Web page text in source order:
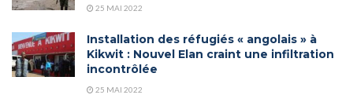
25 MAI 2022
Installation des réfugiés « angolais » à
Kikwit : Nouvel Elan craint une infiltration
incontrôlée
25 MAI 2022